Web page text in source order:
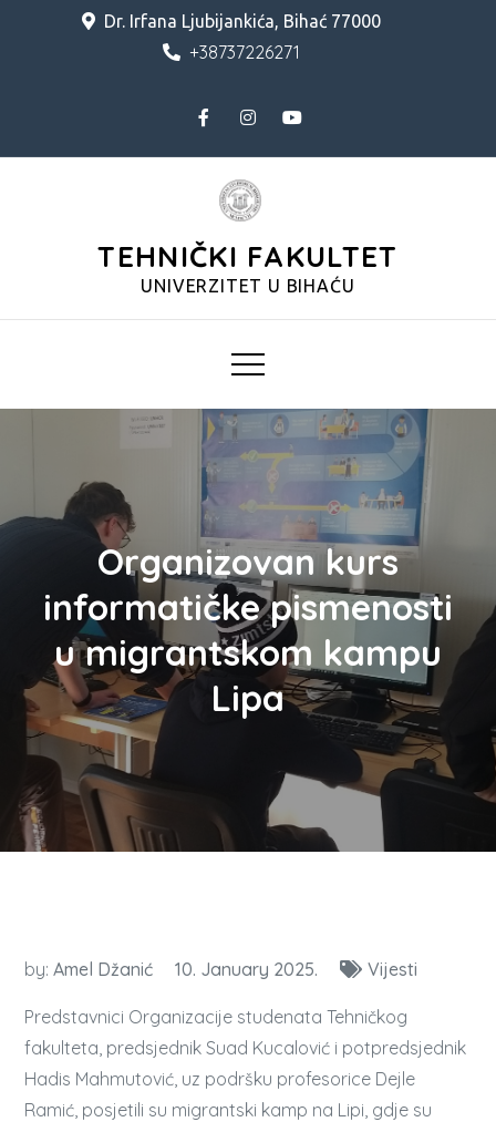
Dr. Irfana Ljubijankića, Bihać 77000
+38737226271
TEHNIČKI FAKULTET
UNIVERZITET U BIHAĆU
Organizovan kurs
informatičke pismenosti
u migrantskom kampu
Lipa
by:Amel Džanić 10. January 2025. Vijesti
Predstavnici Organizacije studenata Tehničkog
fakulteta, predsjednik Suad Kucalović i potpredsjednik
Hadis Mahmutović, uz podršku profesorice Dejle
Ramić, posjetili su migrantski kamp na Lipi, gdje su